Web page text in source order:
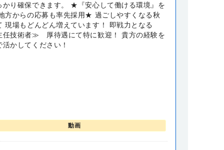
かり確保できます。 ★『安心して働ける環境』を
からの応募も率先採用★ 過ごしやすくなる秋
現場もどんどん増えています！ 即戦力となる
技術者≫ 厚待遇にて特に歓迎！ 貴方の経験を
かしてください！
動画